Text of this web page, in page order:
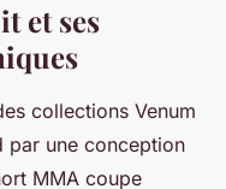
et ses
collections Venum
par une conception
MMA coupe